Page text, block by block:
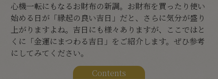
心機一転にもなるお財布の新調。お財布を買ったり使い
始める日が「縁起の良い吉日」だと、さらに気分が盛り
上がりますよね。吉日にも様々ありますが、ここではと
くに「金運にまつわる吉日」をご紹介します。ぜひ参考
にしてみてください。
Contents